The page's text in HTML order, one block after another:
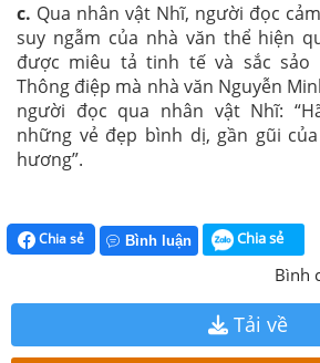
c. Qua nhân vật Nhĩ, người đọc
suy ngẫm của nhà văn thể hiện
được miêu tả tinh tế và sắc sảo
Thông điệp mà nhà văn Nguyễn
người đọc qua nhân vật Nhĩ:
những vẻ đẹp bình dị, gần gũi
hương”.
Chia sẻ Bình luận Chia sẻ
Bình
Tải về